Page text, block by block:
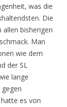
was die
Die
allen bisherigen
Man
wie dem
der SL
lange
es von